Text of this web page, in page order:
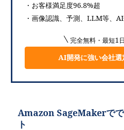
・お客様満足度96.8%超
・画像認識、予測、LLM等、
完全無料・最短1
AI開発に強い会社選
Amazon SageMakerでで
ト